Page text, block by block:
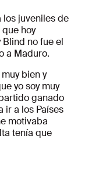
los juveniles de
hoy
no fue el
a Maduro.
bien y
yo soy muy
ganado
ir a los Países
motivaba
tenía que